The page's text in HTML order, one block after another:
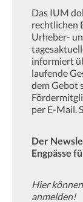
Das IUM
rechtlichen
Urheber-
informiert
laufende
dem Gebot
per E-Mail.
Der
Engpässe
Hier
anmelden!